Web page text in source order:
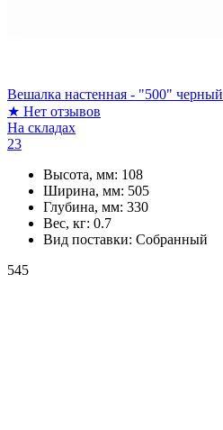
Вешалка настенная - "500" черный
★ Нет отзывов
На складах
23
Высота, мм: 108
Ширина, мм: 505
Глубина, мм: 330
Вес, кг: 0.7
Вид поставки: Собранный
545